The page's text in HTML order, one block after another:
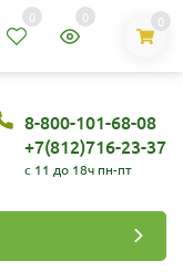
0 0 0
8-800-101-68-08
+7(812)716-23-37
c 11 до 18ч пн-пт